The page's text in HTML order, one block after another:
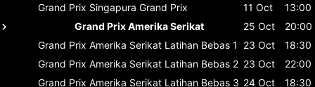
Grand Prix Singapura Grand Prix 11 Oct
13:00
Grand Prix Amerika Serikat
25 Oct
20:00
Grand Prix Amerika Serikat Latihan Bebas 1 23 Oct
18:30
Grand Prix Amerika Serikat Latihan Bebas 2 23 Oct
22:00
Grand Prix Amerika Serikat Latihan Bebas 3 24 Oct 18:30